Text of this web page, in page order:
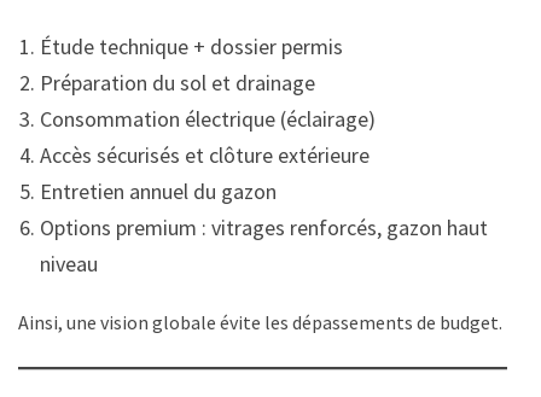
Étude technique + dossier permis
Préparation du sol et drainage
Consommation électrique (éclairage)
Accès sécurisés et clôture extérieure
Entretien annuel du gazon
Options premium : vitrages renforcés, gazon haut
niveau
Ainsi, une vision globale évite les dépassements de budget.